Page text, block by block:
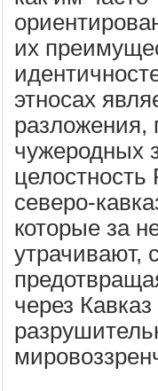
их
этносах
разложения,
чужеродных
целостность
северо-
которые за
утрачивают,
через